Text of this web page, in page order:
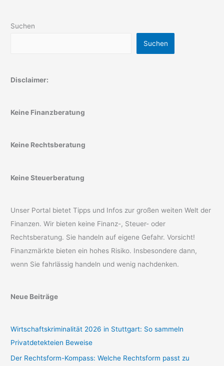
Suchen
Suchen
Disclaimer:
Keine Finanzberatung
Keine Rechtsberatung
Keine Steuerberatung
Unser Portal bietet Tipps und Infos zur großen weiten Welt der
Finanzen. Wir bieten keine Finanz-, Steuer- oder
Rechtsberatung. Sie handeln auf eigene Gefahr. Vorsicht!
Finanzmärkte bieten ein hohes Risiko. Insbesondere dann,
wenn Sie fahrlässig handeln und wenig nachdenken.
Neue Beiträge
Wirtschaftskriminalität 2026 in Stuttgart: So sammeln
Privatdetekteien Beweise
Der Rechtsform-Kompass: Welche Rechtsform passt zu